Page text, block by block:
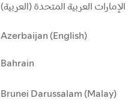
الإمارات العربية المتحدة (العربية)
Azerbaijan (English)
Bahrain
Brunei Darussalam (Malay)